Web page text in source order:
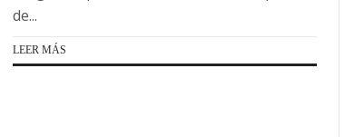
de...
LEER MÁS